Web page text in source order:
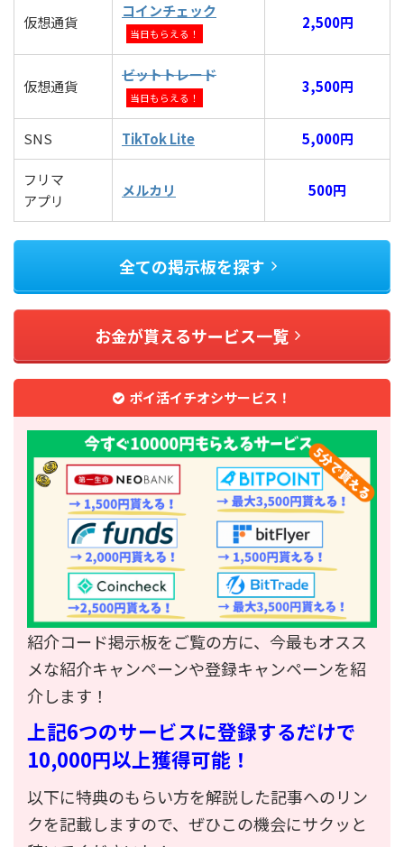
仮想通貨
コインチェック
当日もらえる！
2,500円
仮想通貨
ビットトレード
当日もらえる！
3,500円
SNS TikTok Lite 5,000円
フリマ
アプリ
メルカリ 500円
全ての掲示板を探す
お金が貰えるサービス一覧
ポイ活イチオシサービス！
紹介コード掲示板をご覧の方に、今最もオスス
メな紹介キャンペーンや登録キャンペーンを紹
介します！
上記6つのサービスに登録するだけで
10,000円以上獲得可能！
以下に特典のもらい方を解説した記事へのリン
クを記載しますので、ぜひこの機会にサクッと